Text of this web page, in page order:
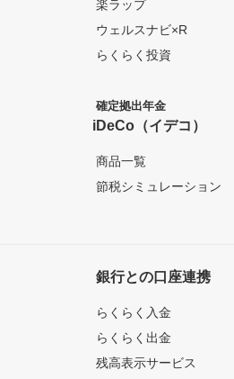
楽ラップ
ウェルスナビ×R
らくらく投資
確定拠出年金
iDeCo（イデコ）
商品一覧
節税シミュレーション
銀行との口座連携
らくらく入金
らくらく出金
残高表示サービス